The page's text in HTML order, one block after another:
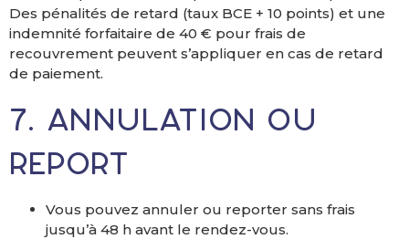
Des pénalités de retard (taux BCE + 10 points) et une
indemnité forfaitaire de 40 € pour frais de
recouvrement peuvent s’appliquer en cas de retard
de paiement.
7. Annulation ou
report
Vous pouvez annuler ou reporter sans frais
jusqu’à 48 h avant le rendez-vous.